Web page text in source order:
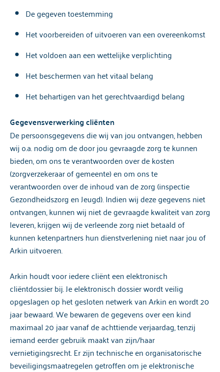
De gegeven toestemming
Het voorbereiden of uitvoeren van een overeenkomst
Het voldoen aan een wettelijke verplichting
Het beschermen van het vitaal belang
Het behartigen van het gerechtvaardigd belang
Gegevensverwerking cliënten
De persoonsgegevens die wij van jou ontvangen, hebben
wij o.a. nodig om de door jou gevraagde zorg te kunnen
bieden, om ons te verantwoorden over de kosten
(zorgverzekeraar of gemeente) en om ons te
verantwoorden over de inhoud van de zorg (inspectie
Gezondheidszorg en Jeugd). Indien wij deze gegevens niet
ontvangen, kunnen wij niet de gevraagde kwaliteit van zorg
leveren, krijgen wij de verleende zorg niet betaald of
kunnen ketenpartners hun dienstverlening niet naar jou of
Arkin uitvoeren.
Arkin houdt voor iedere cliënt een elektronisch
cliëntdossier bij. Je elektronisch dossier wordt veilig
opgeslagen op het gesloten netwerk van Arkin en wordt 20
jaar bewaard. We bewaren de gegevens over een kind
maximaal 20 jaar vanaf de achttiende verjaardag, tenzij
iemand eerder gebruik maakt van zijn/haar
vernietigingsrecht. Er zijn technische en organisatorische
beveiligingsmaatregelen getroffen om je elektronische